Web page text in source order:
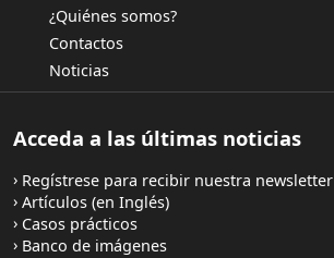
¿Quiénes somos?
Contactos
Noticias
Acceda a las últimas noticias
Regístrese para recibir nuestra newsletter
Artículos (en Inglés)
Casos prácticos
Banco de imágenes